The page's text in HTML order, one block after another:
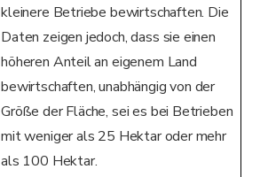
kleinere Betriebe bewirtschaften. Die
Daten zeigen jedoch, dass sie einen
höheren Anteil an eigenem Land
bewirtschaften, unabhängig von der
Größe der Fläche, sei es bei Betrieben
mit weniger als 25 Hektar oder mehr
als 100 Hektar.